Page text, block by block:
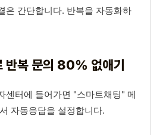
은 간단합니다. 반복을 자동화하
반복 문의 80% 없애기
센터에 들어가면 "스마트채팅" 메
자동응답을 설정합니다.